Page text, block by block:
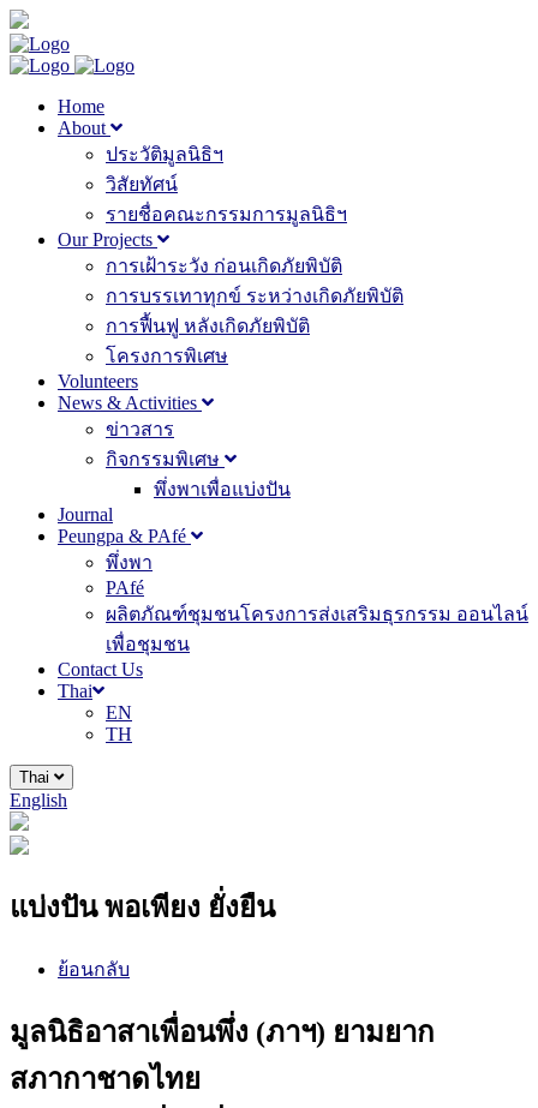
Home
About
ประวัติมูลนิธิฯ
วิสัยทัศน์
รายชื่อคณะกรรมการมูลนิธิฯ
Our Projects
การเฝ้าระวัง ก่อนเกิดภัยพิบัติ
การบรรเทาทุกข์ ระหว่างเกิดภัยพิบัติ
การฟื้นฟู หลังเกิดภัยพิบัติ
โครงการพิเศษ
Volunteers
News & Activities
ข่าวสาร
กิจกรรมพิเศษ
พึ่งพาเพื่อแบ่งปัน
Journal
Peungpa & PAfé
พึ่งพา
PAfé
ผลิตภัณฑ์ชุมชนโครงการส่งเสริมธุรกรรม ออนไลน์
เพื่อชุมชน
Contact Us
Thai
EN
TH
Thai
English
แบ่งปัน พอเพียง ยั่งยืน
ย้อนกลับ
มูลนิธิอาสาเพื่อนพึ่ง (ภาฯ) ยามยาก
สภากาชาดไทย